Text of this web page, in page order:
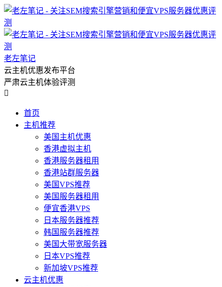
老左笔记
云主机优惠发布平台
严肃云主机体验评测

首页
主机推荐
美国主机优惠
香港虚拟主机
香港服务器租用
香港站群服务器
美国VPS推荐
美国服务器租用
便宜香港VPS
日本服务器推荐
韩国服务器推荐
美国大带宽服务器
日本VPS推荐
新加坡VPS推荐
云主机优惠